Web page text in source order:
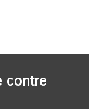
contre